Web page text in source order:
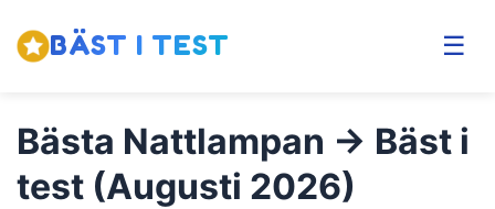
BÄST I TEST ☰
Bästa Nattlampan → Bäst i
test (Augusti 2026)